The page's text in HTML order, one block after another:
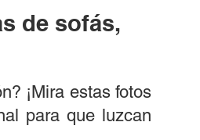
de sofás,
¡Mira estas fotos
para que luzcan